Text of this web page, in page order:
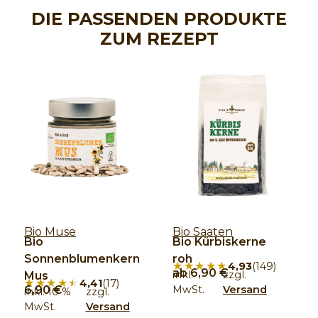
DIE PASSENDEN PRODUKTE
ZUM REZEPT
Bio Muse
Bio
Sonnenblumenkern
Mus
★★★★★
★★★★★ 4,41(17)
6,90€
inkl. 10 %
MwSt.
zzgl.
Versand
Bio Saaten
Bio Kürbiskerne
roh
★★★★★
★★★★★4,93(149)
ab6,90€
inkl.
MwSt.
zzgl.
Versand